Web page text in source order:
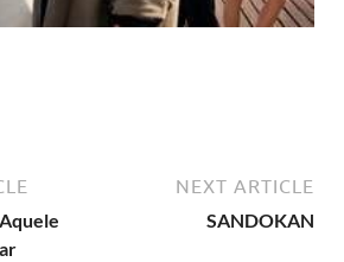
NEXT ARTICLE
SANDOKAN